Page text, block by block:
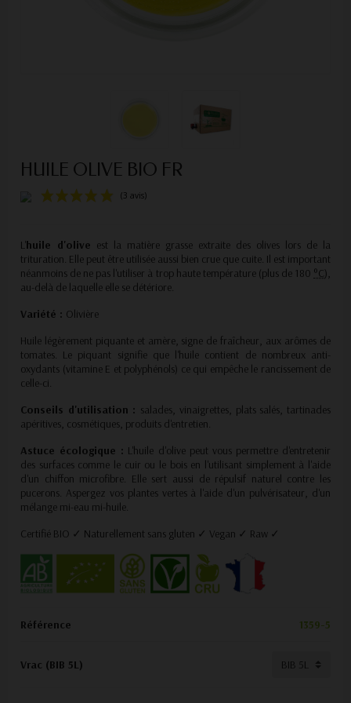
HUILE OLIVE BIO FR
(3 avis)
L'huile d'olive est la matière grasse extraite des olives lors de la
trituration. Elle peut être utilisée aussi bien crue que cuite. Il est important
néanmoins de ne pas l'utiliser à trop haute température (plus de 180 °C ),
au-delà de laquelle elle se détériore.
Variété : Olivière
Huile légèrement piquante et amère, signe de fraîcheur, aux arômes de
tomates. Le piquant signifie que l'huile contient de nombreux anti-
oxydants (vitamine E et polyphénols) ce qui empêche le rancissement de
celle-ci.
Conseils d'utilisation : salades, vinaigrettes, plats salés, tartinades
apéritives, cosmétiques, produits d'entretien.
Astuce écologique : L'huile d'olive peut vous permettre d'entretenir
des surfaces comme le cuir ou le bois en l'utilisant simplement à l'aide
d'un chiffon microfibre. Elle sert aussi de répulsif naturel contre les
pucerons. Aspergez vos plantes vertes à l'aide d'un pulvérisateur, d'un
mélange mi-eau mi-huile.
Certifié BIO ✓ Naturellement sans gluten ✓ Vegan ✓ Raw ✓
Référence 1359-5
Vrac (BIB 5L)